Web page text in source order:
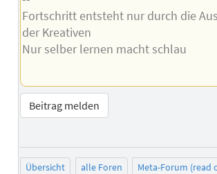
Fortschritt entsteht nur durch die
der Kreativen
Nur selber lernen macht schlau
Beitrag melden
Übersicht alle Foren Meta-Forum (read